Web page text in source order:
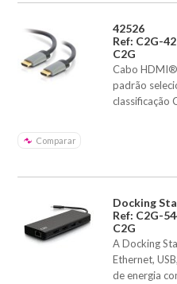
42526
Ref: C2G-
C2G
Cabo
padrão
classificação
Comparar
Docking
Ref: C2G-
C2G
A Docking
Ethernet,
de energia